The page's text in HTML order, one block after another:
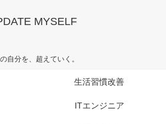
MYSELF
自分を、超えていく。
生活習慣改善
ITエンジニア